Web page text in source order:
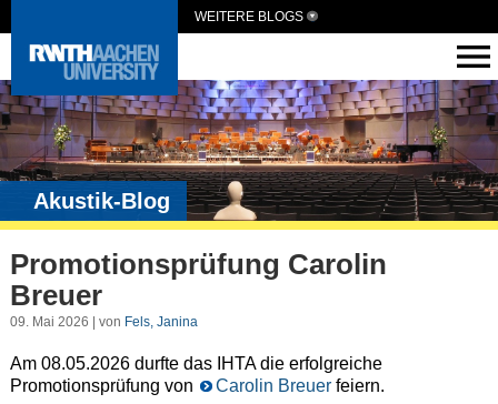
WEITERE BLOGS
Akustik-Blog
Promotionsprüfung Carolin
Breuer
09. Mai 2026 | von Fels, Janina
Am 08.05.2026 durfte das IHTA die erfolgreiche
Promotionsprüfung von
Carolin Breuerfeiern.